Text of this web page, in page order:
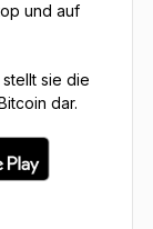
und auf
sie die
dar.